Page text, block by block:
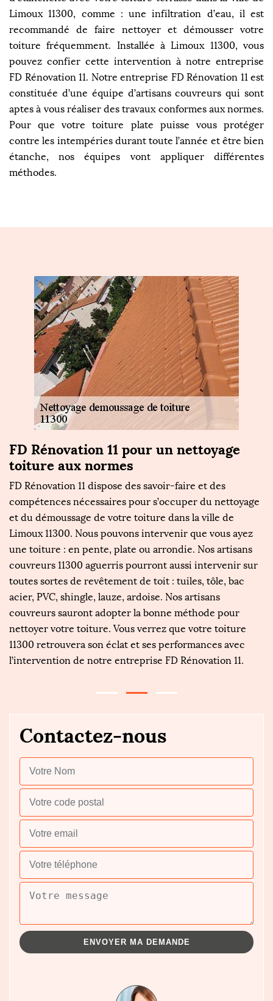
Limoux 11300, comme : une infiltration d’eau, il est
recommandé de faire nettoyer et démousser votre
toiture fréquemment. Installée à Limoux 11300, vous
pouvez confier cette intervention à notre entreprise
FD Rénovation 11. Notre entreprise FD Rénovation 11 est
constituée d’une équipe d’artisans couvreurs qui sont
aptes à vous réaliser des travaux conformes aux normes.
Pour que votre toiture plate puisse vous protéger
contre les intempéries durant toute l’année et être bien
étanche, nos équipes vont appliquer différentes
méthodes.
FD Rénovation 11 pour un nettoyage
toiture aux normes
FD Rénovation 11 dispose des savoir-faire et des
compétences nécessaires pour s’occuper du nettoyage
et du démoussage de votre toiture dans la ville de
Limoux 11300. Nous pouvons intervenir que vous ayez
une toiture : en pente, plate ou arrondie. Nos artisans
couvreurs 11300 aguerris pourront aussi intervenir sur
toutes sortes de revêtement de toit : tuiles, tôle, bac
acier, PVC, shingle, lauze, ardoise. Nos artisans
couvreurs sauront adopter la bonne méthode pour
nettoyer votre toiture. Vous verrez que votre toiture
11300 retrouvera son éclat et ses performances avec
l’intervention de notre entreprise FD Rénovation 11.
Contactez-nous